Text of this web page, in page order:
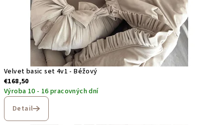
Velvet basic set 4v1 - Béžový
€168,50
Výroba 10 - 16 pracovných dní
Detail